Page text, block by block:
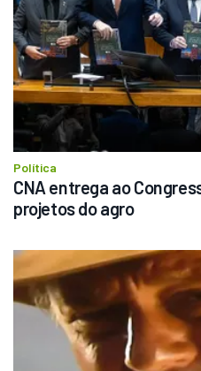
Política
CNA entrega ao
projetos do agro